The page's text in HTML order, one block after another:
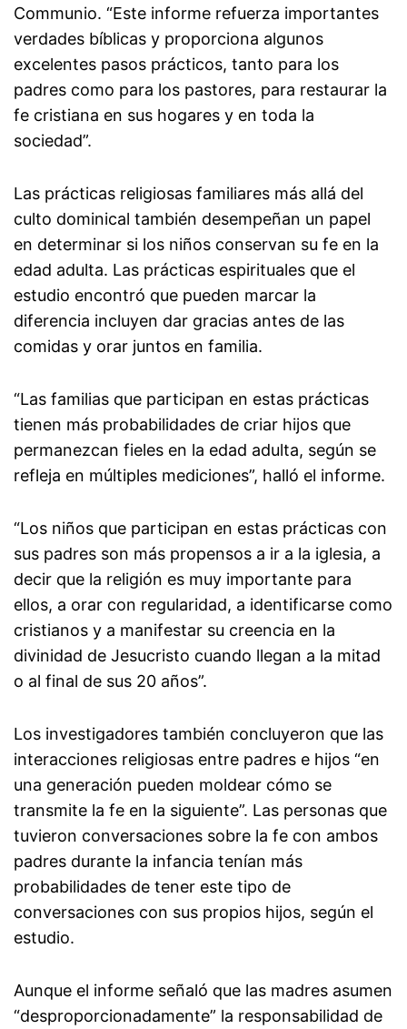
Communio. “Este informe refuerza importantes
verdades bíblicas y proporciona algunos
excelentes pasos prácticos, tanto para los
padres como para los pastores, para restaurar la
fe cristiana en sus hogares y en toda la
sociedad”.
Las prácticas religiosas familiares más allá del
culto dominical también desempeñan un papel
en determinar si los niños conservan su fe en la
edad adulta. Las prácticas espirituales que el
estudio encontró que pueden marcar la
diferencia incluyen dar gracias antes de las
comidas y orar juntos en familia.
“Las familias que participan en estas prácticas
tienen más probabilidades de criar hijos que
permanezcan fieles en la edad adulta, según se
refleja en múltiples mediciones”, halló el informe.
“Los niños que participan en estas prácticas con
sus padres son más propensos a ir a la iglesia, a
decir que la religión es muy importante para
ellos, a orar con regularidad, a identificarse como
cristianos y a manifestar su creencia en la
divinidad de Jesucristo cuando llegan a la mitad
o al final de sus 20 años”.
Los investigadores también concluyeron que las
interacciones religiosas entre padres e hijos “en
una generación pueden moldear cómo se
transmite la fe en la siguiente”. Las personas que
tuvieron conversaciones sobre la fe con ambos
padres durante la infancia tenían más
probabilidades de tener este tipo de
conversaciones con sus propios hijos, según el
estudio.
Aunque el informe señaló que las madres asumen
“desproporcionadamente” la responsabilidad de